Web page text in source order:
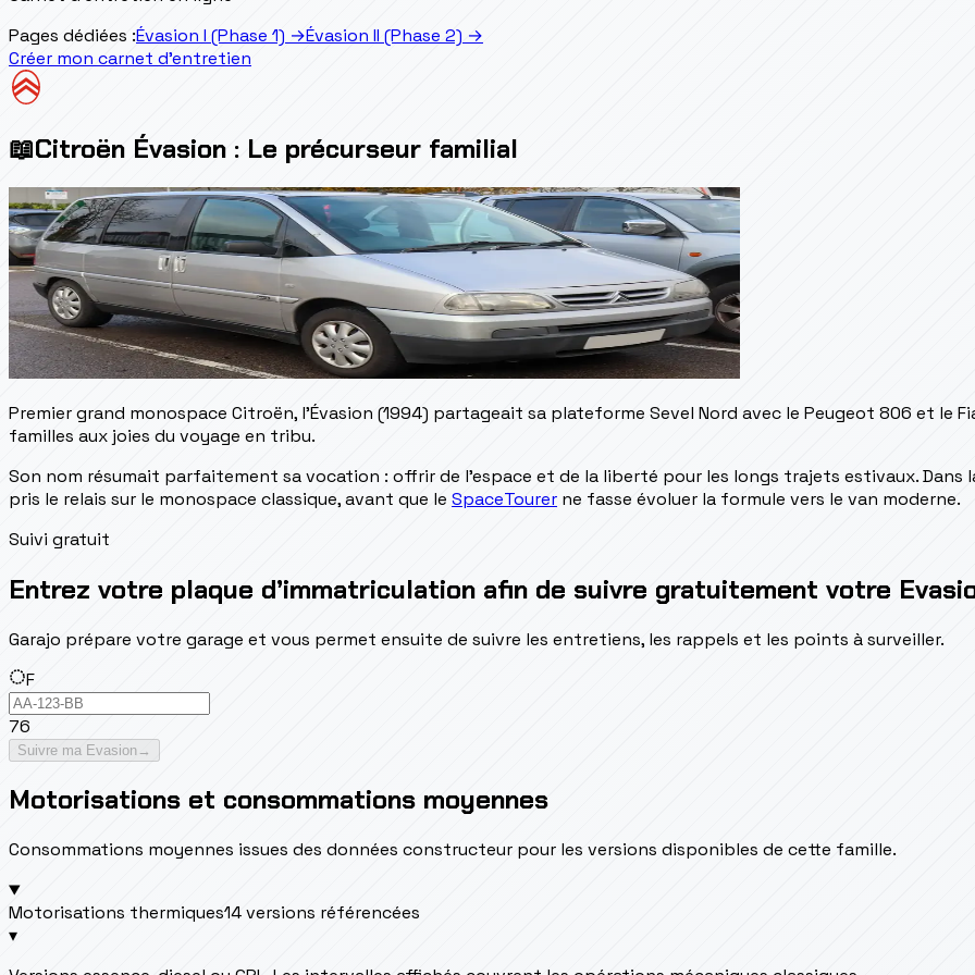
Pages dédiées :Évasion I (Phase 1) →Évasion II (Phase 2) →
Créer mon carnet d'entretien
📖Citroën Évasion : Le précurseur familial
Premier grand monospace Citroën, l'Évasion (1994) partageait sa plateforme Sevel Nord avec le Peugeot 806 et le
familles aux joies du voyage en tribu.
Son nom résumait parfaitement sa vocation : offrir de l'espace et de la liberté pour les longs trajets estivaux. Dans
pris le relais sur le monospace classique, avant que le SpaceTourer ne fasse évoluer la formule vers le van moderne.
Suivi gratuit
Entrez votre plaque d’immatriculation afin de suivre gratuitement votre
Garajo prépare votre garage et vous permet ensuite de suivre les entretiens, les rappels et les points à surveiller.
F
76
Suivre ma Evasion →
Motorisations et consommations moyennes
Consommations moyennes issues des données constructeur pour les versions disponibles de cette famille.
Motorisations thermiques14 versions référencées
▾